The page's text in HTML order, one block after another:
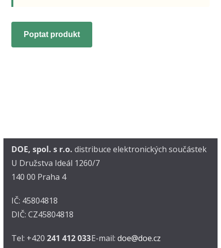
Poptat produkt
DOE, spol. s r.o. distribuce elektronických součástek
U Družstva Ideál 1260/7
140 00 Praha 4
IČ: 45804818
DIČ: CZ45804818
Tel: +420 241 412 033E-mail: doe@doe.cz